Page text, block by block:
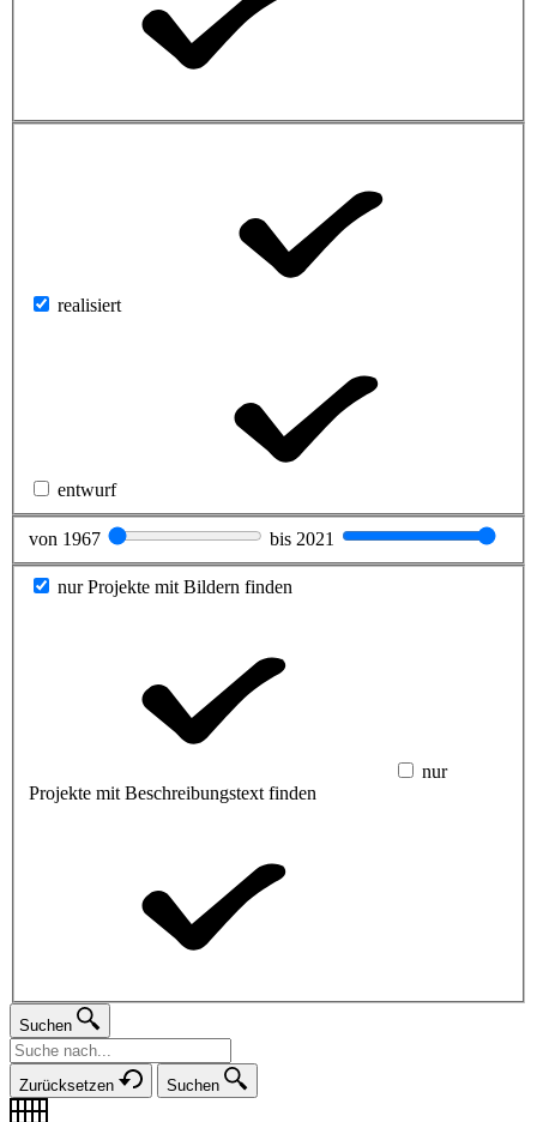
realisiert
entwurf
von 1967 bis 2021
nur Projekte mit Bildern finden
nur
Projekte mit Beschreibungstext finden
Suchen
Zurücksetzen Suchen